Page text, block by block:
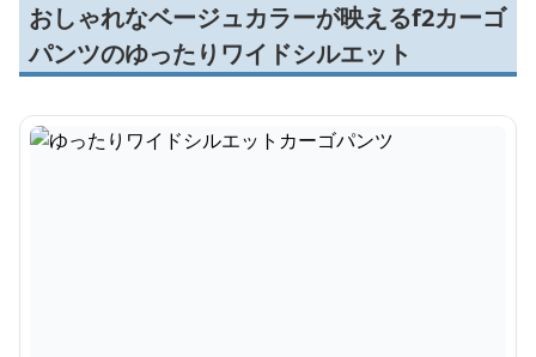
おしゃれなベージュカラーが映えるf2カーゴ
パンツのゆったりワイドシルエット